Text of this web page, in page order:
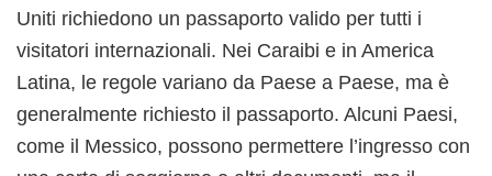
Uniti richiedono un passaporto valido per tutti i
visitatori internazionali. Nei Caraibi e in America
Latina, le regole variano da Paese a Paese, ma è
generalmente richiesto il passaporto. Alcuni Paesi,
come il Messico, possono permettere l’ingresso con